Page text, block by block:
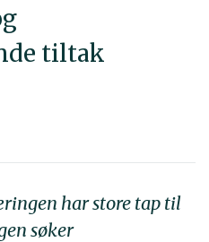
tiltak
har store tap til
søker